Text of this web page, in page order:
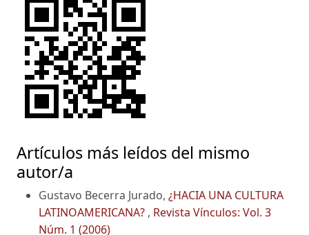
Artículos más leídos del mismo
autor/a
Gustavo Becerra Jurado, ¿HACIA UNA CULTURA
LATINOAMERICANA? , Revista Vínculos: Vol. 3
Núm. 1 (2006)